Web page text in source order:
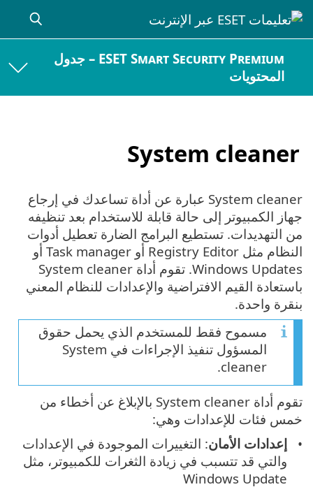
ESET Smart Security Premium – جدول
المحتويات
System cleaner
System cleaner عبارة عن أداة تساعدك في إرجاع
جهاز الكمبيوتر إلى حالة قابلة للاستخدام بعد تنظيفه
من التهديدات. تستطيع البرامج الضارة تعطيل أدوات
النظام مثل Registry Editor أو Task manager أو
Windows Updates. تقوم أداة System cleaner
باستعادة القيم الافتراضية والإعدادات للنظام المعني
بنقرة واحدة.
مسموح فقط للمستخدم الذي يحمل حقوق
المسؤول تنفيذ الإجراءات في System
cleaner.
تقوم أداة System cleaner بالإبلاغ عن أخطاء من
خمس فئات للإعدادات وهي:
إعدادات الأمان: التغييرات الموجودة في الإعدادات
والتي قد تتسبب في زيادة الثغرات للكمبيوتر، مثل
Windows Update